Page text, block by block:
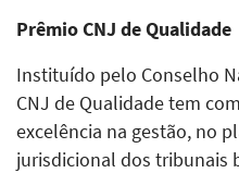
Prêmio CNJ de Qualidade
Instituído pelo Conselho
CNJ de Qualidade tem
excelência na gestão, no
jurisdicional dos tribunais